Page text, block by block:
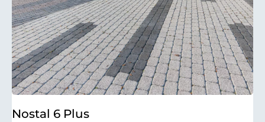
Nostal 6 Plus